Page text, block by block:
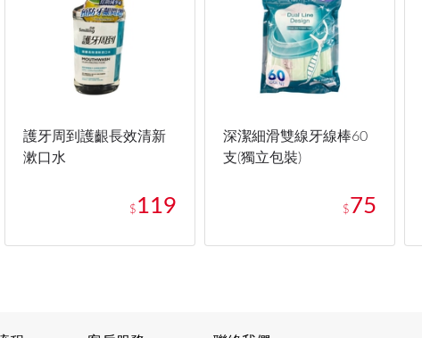
護牙周到護齦長效清新
漱口水
$ 119
深潔細滑雙線牙線棒60
支(獨立包裝)
$75